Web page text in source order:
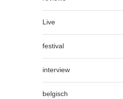
Live
festival
interview
belgisch